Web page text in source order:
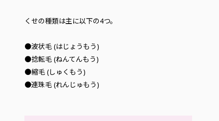
くせの種類は主に以下の4つ。
●波状毛 (はじょうもう)
●捻転毛 (ねんてんもう)
●縮毛 (しゅくもう)
●連珠毛 (れんじゅもう)